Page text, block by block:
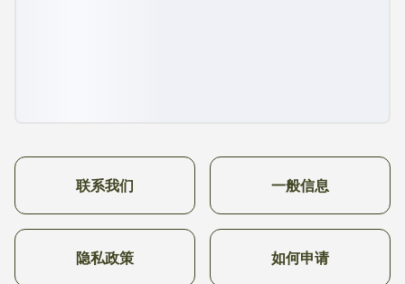
联系我们 一般信息
隐私政策 如何申请